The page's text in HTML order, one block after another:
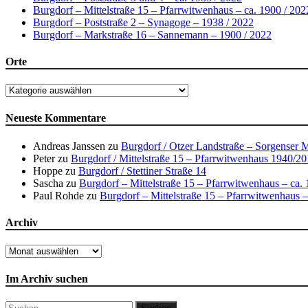
Burgdorf – Mittelstraße 15 – Pfarrwitwenhaus – ca. 1900 /
Burgdorf – Poststraße 2 – Synagoge – 1938 / 2022
Burgdorf – Markstraße 16 – Sannemann – 1900 / 2022
Orte
Orte
Neueste Kommentare
Andreas Janssen zu Burgdorf / Otzer Landstraße – Sorgenser
Peterzu Burgdorf / Mittelstraße 15 – Pfarrwitwenhaus 1940/
Hoppe zu Burgdorf / Stettiner Straße 14
Sascha zu Burgdorf – Mittelstraße 15 – Pfarrwitwenhaus – ca.
Paul Rohde zu Burgdorf – Mittelstraße 15 – Pfarrwitwenhaus
Archiv
Archiv
Im Archiv suchen